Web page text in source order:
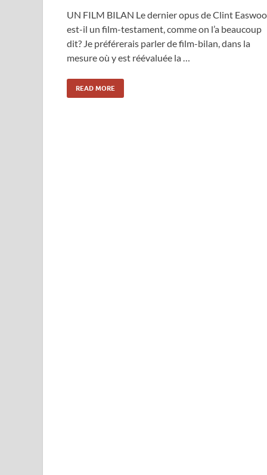
UN FILM BILAN Le dernier opus de Clint
est-il un film-testament, comme on l’a beaucoup
dit? Je préférerais parler de film-bilan, dans la
mesure où y est réévaluée la …
READ MORE